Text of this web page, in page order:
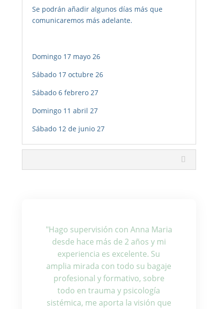
Se podrán añadir algunos días más que
comunicaremos más adelante.
Domingo 17 mayo 26
Sábado 17 octubre 26
Sábado 6 febrero 27
Domingo 11 abril 27
Sábado 12 de junio 27
"Hago supervisión con Anna Maria
desde hace más de 2 años y mi
experiencia es excelente. Su
amplia mirada con todo su bagaje
profesional y formativo, sobre
todo en trauma y psicología
sistémica, me aporta la visión que